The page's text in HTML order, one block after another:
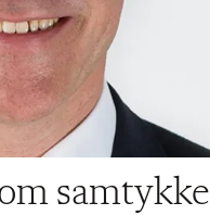
samtykke